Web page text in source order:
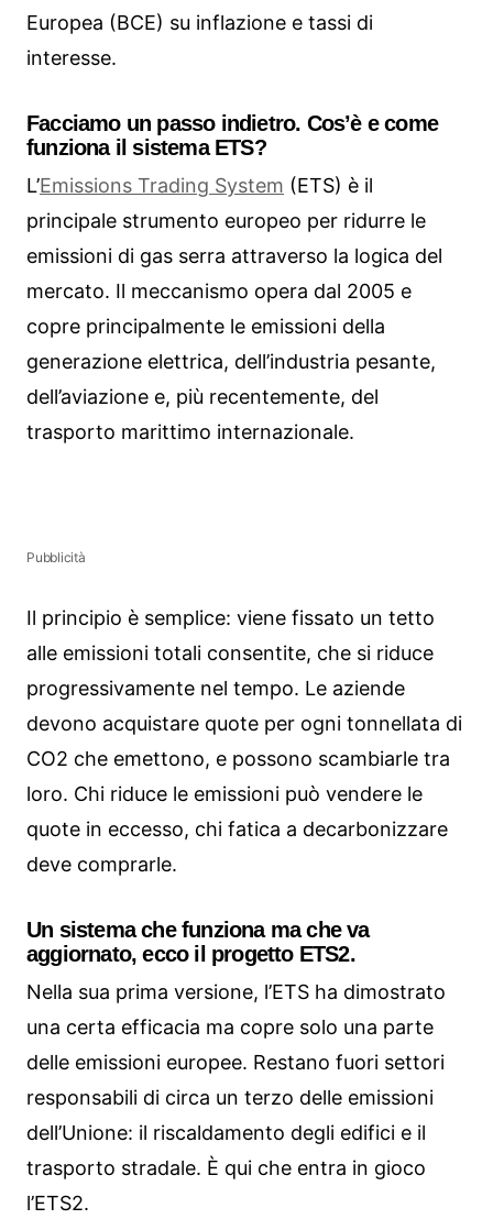
Europea (BCE) su inflazione e tassi di
interesse.
Facciamo un passo indietro. Cos’è e come
funziona il sistema ETS?
L’Emissions Trading System (ETS) è il
principale strumento europeo per ridurre le
emissioni di gas serra attraverso la logica del
mercato. Il meccanismo opera dal 2005 e
copre principalmente le emissioni della
generazione elettrica, dell’industria pesante,
dell’aviazione e, più recentemente, del
trasporto marittimo internazionale.
Pubblicità
Il principio è semplice: viene fissato un tetto
alle emissioni totali consentite, che si riduce
progressivamente nel tempo. Le aziende
devono acquistare quote per ogni tonnellata di
CO2 che emettono, e possono scambiarle tra
loro. Chi riduce le emissioni può vendere le
quote in eccesso, chi fatica a decarbonizzare
deve comprarle.
Un sistema che funziona ma che va
aggiornato, ecco il progetto ETS2.
Nella sua prima versione, l’ETS ha dimostrato
una certa efficacia ma copre solo una parte
delle emissioni europee. Restano fuori settori
responsabili di circa un terzo delle emissioni
dell’Unione: il riscaldamento degli edifici e il
trasporto stradale. È qui che entra in gioco
l’ETS2.